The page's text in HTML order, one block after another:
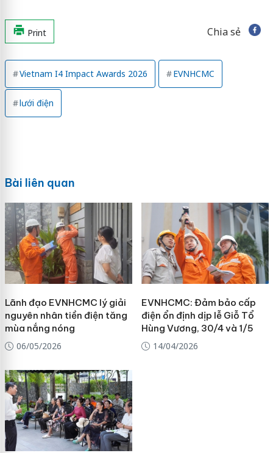
Print Chia sẻ
Vietnam I4 Impact Awards 2026 EVNHCMC
lưới điện
Bài liên quan
Lãnh đạo EVNHCMC lý giải
nguyên nhân tiền điện tăng
mùa nắng nóng
06/05/2026
EVNHCMC: Đảm bảo cấp
điện ổn định dịp lễ Giỗ Tổ
Hùng Vương, 30/4 và 1/5
14/04/2026